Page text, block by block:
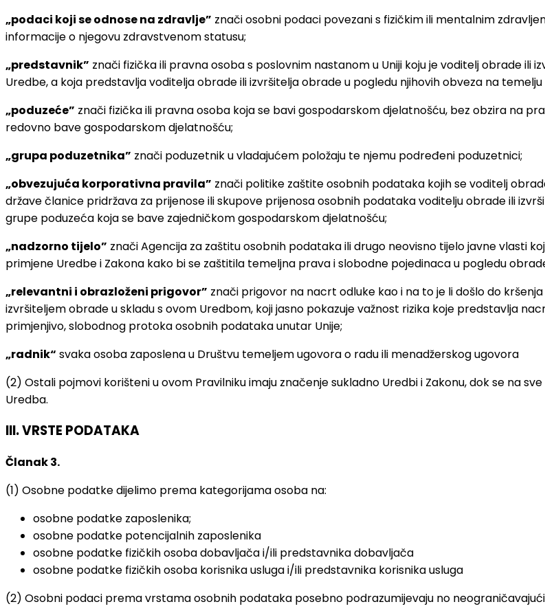
„podaci koji se odnose na zdravlje” znači osobni podaci povezani s fizičkim ili mentalnim
informacije o njegovu zdravstvenom statusu;
„predstavnik” znači fizička ili pravna osoba s poslovnim nastanom u Uniji koju je voditelj obrade ili
Uredbe, a koja predstavlja voditelja obrade ili izvršitelja obrade u pogledu njihovih obveza na temelju
„poduzeće” znači fizička ili pravna osoba koja se bavi gospodarskom djelatnošću, bez obzira na
redovno bave gospodarskom djelatnošću;
„grupa poduzetnika” znači poduzetnik u vladajućem položaju te njemu podređeni poduzetnici;
„obvezujuća korporativna pravila” znači politike zaštite osobnih podataka kojih se voditelj
države članice pridržava za prijenose ili skupove prijenosa osobnih podataka voditelju obrade ili
grupe poduzeća koja se bave zajedničkom gospodarskom djelatnošću;
„nadzorno tijelo” znači Agencija za zaštitu osobnih podataka ili drugo neovisno tijelo javne vlasti
primjene Uredbe i Zakona kako bi se zaštitila temeljna prava i slobodne pojedinaca u pogledu
„relevantni i obrazloženi prigovor” znači prigovor na nacrt odluke kao i na to je li došlo do
izvršiteljem obrade u skladu s ovom Uredbom, koji jasno pokazuje važnost rizika koje predstavlja
primjenjivo, slobodnog protoka osobnih podataka unutar Unije;
„radnik“ svaka osoba zaposlena u Društvu temeljem ugovora o radu ili menadžerskog ugovora
(2) Ostali pojmovi korišteni u ovom Pravilniku imaju značenje sukladno Uredbi i Zakonu, dok se na
Uredba.
III. VRSTE PODATAKA
Članak 3.
(1) Osobne podatke dijelimo prema kategorijama osoba na:
osobne podatke zaposlenika;
osobne podatke potencijalnih zaposlenika
osobne podatke fizičkih osoba dobavljača i/ili predstavnika dobavljača
osobne podatke fizičkih osoba korisnika usluga i/ili predstavnika korisnika usluga
(2) Osobni podaci prema vrstama osobnih podataka posebno podrazumijevaju no